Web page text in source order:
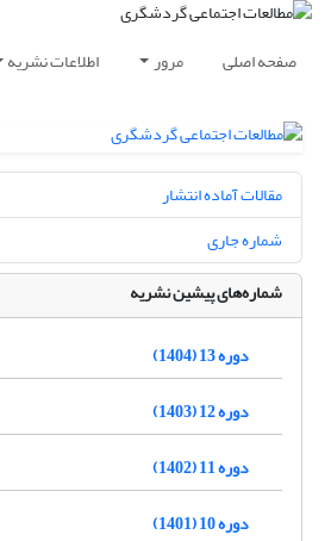
صفحه اصلی مرور اطلاعات نشریه
مقالات آماده انتشار
شماره جاری
شماره‌های پیشین نشریه
دوره 13 (1404)
دوره 12 (1403)
دوره 11 (1402)
دوره 10 (1401)